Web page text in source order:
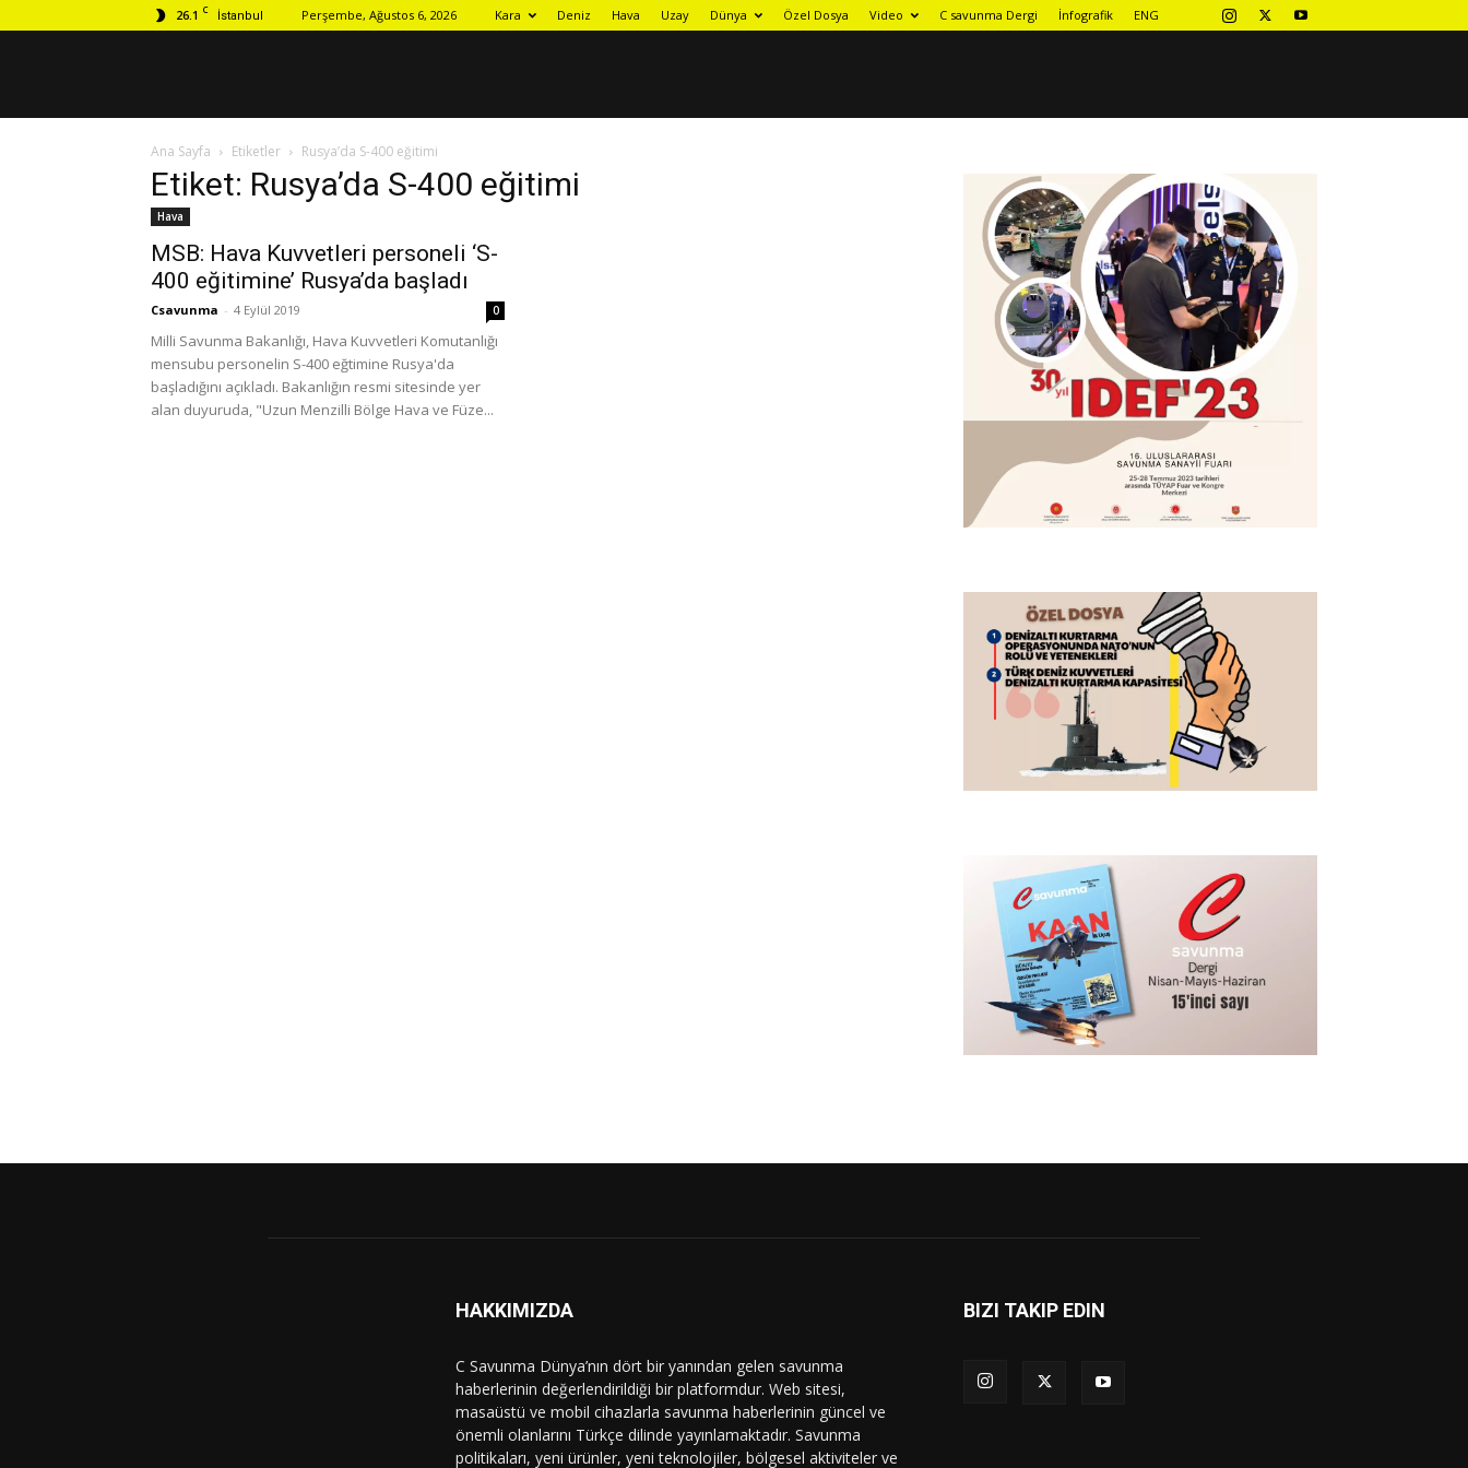
26.1 C İstanbul Perşembe, Ağustos 6, 2026 Kara Deniz Hava Uzay Dünya Özel Dosya Video C savunma Dergi İnfografik ENG
Ana Sayfa Etiketler Rusya’da S-400 eğitimi
Etiket: Rusya’da S-400 eğitimi
Hava
MSB: Hava Kuvvetleri personeli ‘S-
400 eğitimine’ Rusya’da başladı
Csavunma - 4 Eylül 2019 0
Milli Savunma Bakanlığı, Hava Kuvvetleri Komutanlığı
mensubu personelin S-400 eğtimine Rusya'da
başladığını açıkladı. Bakanlığın resmi sitesinde yer
alan duyuruda, "Uzun Menzilli Bölge Hava ve Füze...
HAKKIMIZDA
C Savunma Dünya’nın dört bir yanından gelen savunma
haberlerinin değerlendirildiği bir platformdur. Web sitesi,
masaüstü ve mobil cihazlarla savunma haberlerinin güncel ve
önemli olanlarını Türkçe dilinde yayınlamaktadır. Savunma
politikaları, yeni ürünler, yeni teknolojiler, bölgesel aktiviteler ve
BIZI TAKIP EDIN